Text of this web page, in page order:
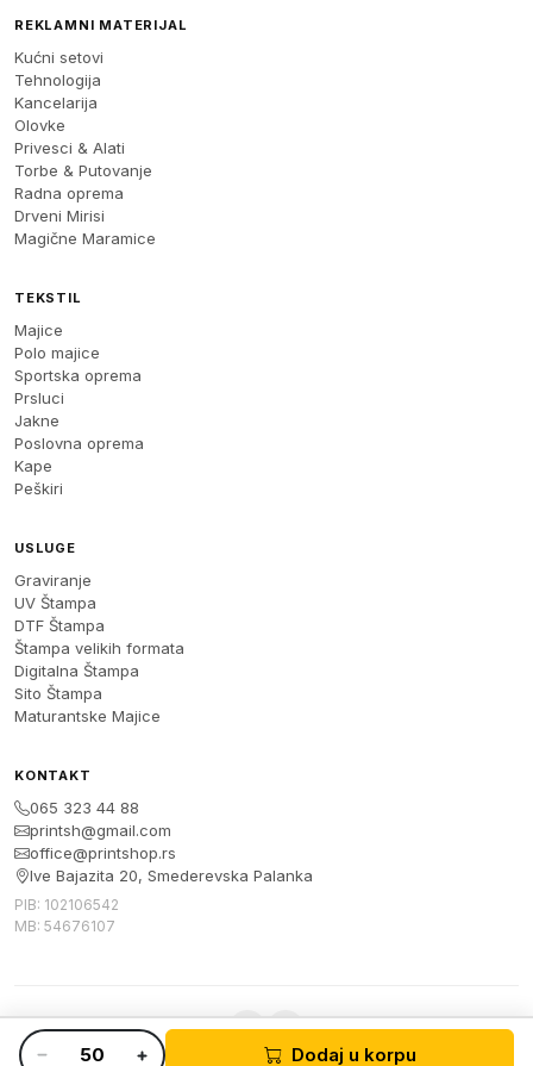
Dodaj u korpu
REKLAMNI MATERIJAL
Kućni setovi
Tehnologija
Kancelarija
Olovke
Privesci & Alati
Torbe & Putovanje
Radna oprema
Drveni Mirisi
Magične Maramice
TEKSTIL
Majice
Polo majice
Sportska oprema
Prsluci
Jakne
Poslovna oprema
Kape
Peškiri
USLUGE
Graviranje
UV Štampa
DTF Štampa
Štampa velikih formata
Digitalna Štampa
Sito Štampa
Maturantske Majice
KONTAKT
065 323 44 88
printsh@gmail.com
office@printshop.rs
Ive Bajazita 20, Smederevska Palanka
PIB: 102106542
MB: 54676107
© 2026 Print Shop. Sva prava zadržana.